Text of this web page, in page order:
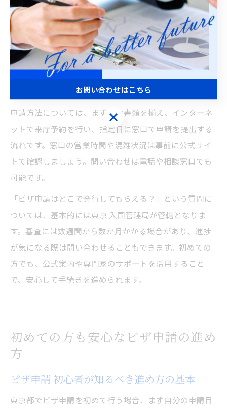
東京都でビザ申請を行う際によく寄せられる質問には、
「どこで申請できるのか」「必要書類は何か」「申請は
どのように進めるのか」があります。ビザ申請は、原則
として東京 入国管理局で行い、必要書類は申請内容によ
って異なりますが、申請書、写真、パスポート、在留カ
申請方法については、まず必要書類を揃え、インターネ
ットで来庁予約を行い、指定日に窓口で申請を提出する
流れです。窓口の営業時間や混雑状況は事前に公式サイ
トで確認しましょう。問い合わせは電話や相談窓口でも
可能です。
「ビザ申請はどこで発行してもらえる？」という質問に
ついては、基本的には東京 入国管理局が管轄となりま
す。審査には数週間から数か月かかる場合があり、進捗
が気になる際は問い合わせることもできます。初めての
方でも、公式案内や専門家のサポートを活用すること
で、安心して手続きを進められます。
初めての方も安心なビザ申請の進め
方
ビザ申請 初心者が知るべき進め方の基本
東京都でビザ申請を初めて行う場合、まず自分の申請目
お問い合わせはこちら
お問い合わせはこちら